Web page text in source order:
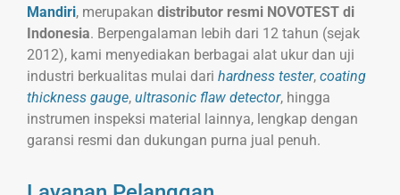
Mandiri, merupakan distributor resmi NOVOTEST di
Indonesia. Berpengalaman lebih dari 12 tahun (sejak
2012), kami menyediakan berbagai alat ukur dan uji
industri berkualitas mulai dari hardness tester, coating
thickness gauge, ultrasonic flaw detector, hingga
instrumen inspeksi material lainnya, lengkap dengan
garansi resmi dan dukungan purna jual penuh.